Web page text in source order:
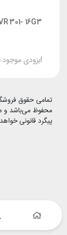
301- 16G3
بزودی موجود می شود!
محفوظ می‌باشد و
پیگرد قانونی